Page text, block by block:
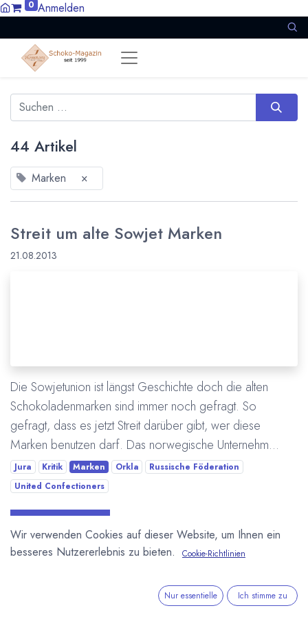
0 Anmelden
44 Artikel
Marken ×
Streit um alte Sowjet Marken
21.08.2013
Die Sowjetunion ist längst Geschichte doch die alten
Schokoladenmarken sind immer noch gefragt. So
gefragt, dass es jetzt Streit darüber gibt, wer diese
Marken benutzen darf. Das norwegische Unternehm...
Jura Kritik Marken Orkla
Russische Föderation
United Confectioners
Wir verwenden Cookies auf dieser Website, um Ihnen ein
besseres Nutzererlebnis zu bieten.
Cookie-Richtlinien
Nur essentielle Ich stimme zu